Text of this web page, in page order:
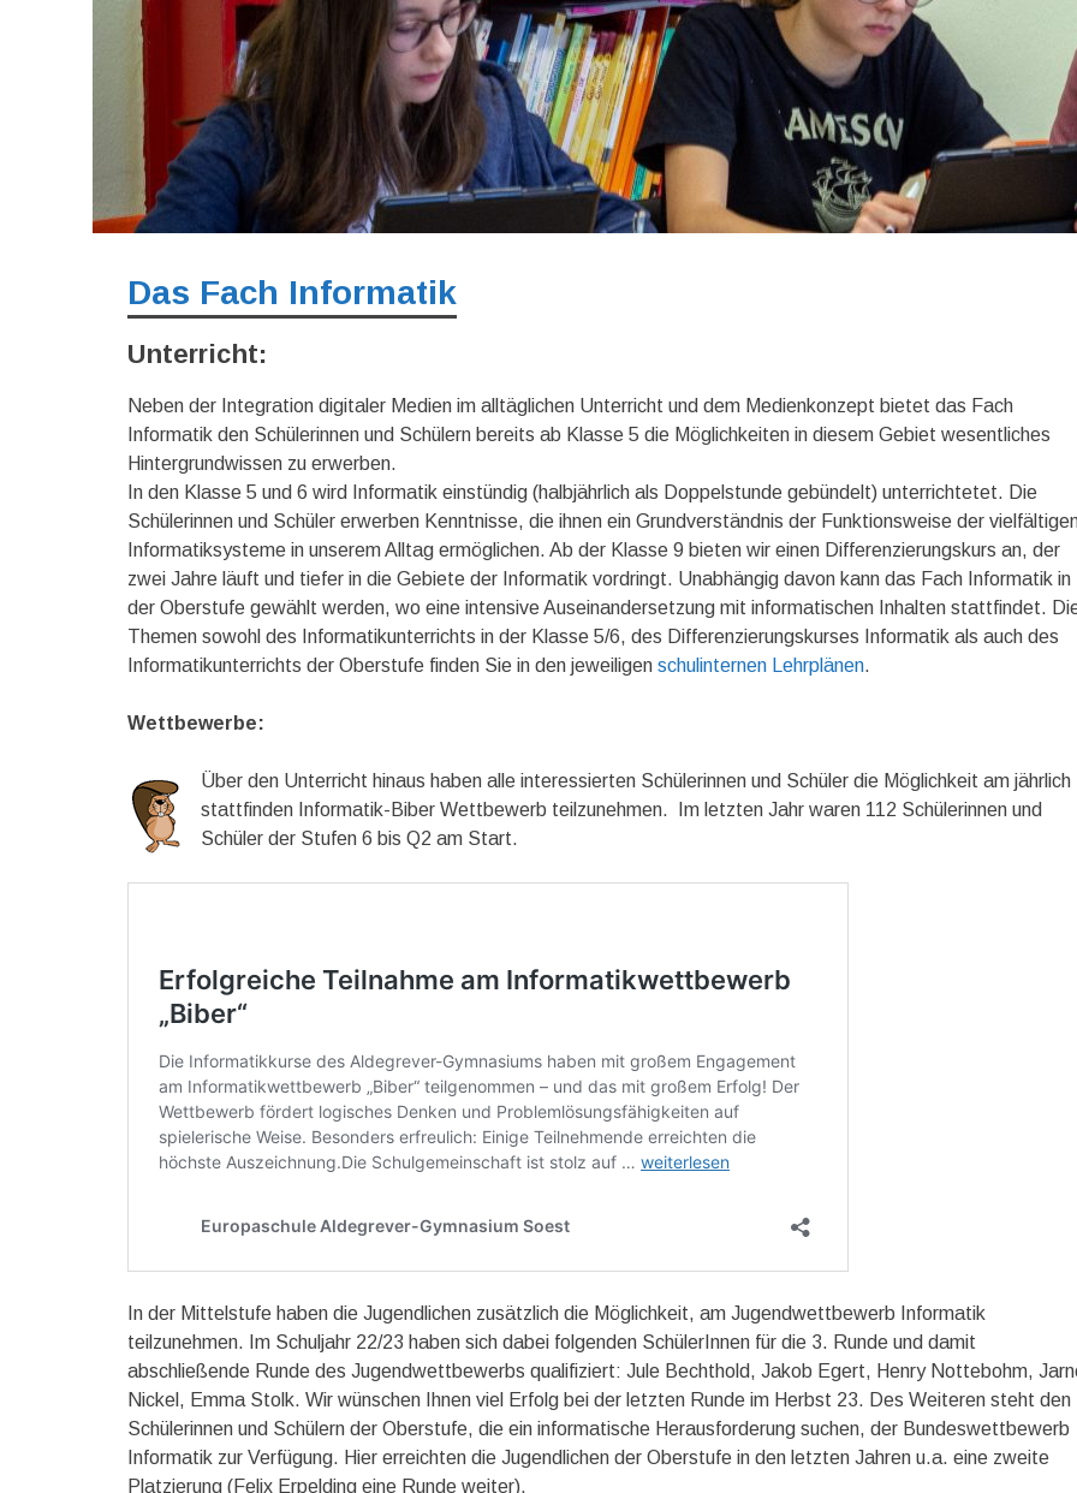
Das Fach Informatik
Unterricht:
Neben der Integration digitaler Medien im alltäglichen Unterricht und dem Medienkonzept bietet das Fach
Informatik den Schülerinnen und Schülern bereits ab Klasse 5 die Möglichkeiten in diesem Gebiet wesentliches
Hintergrundwissen zu erwerben.
In den Klasse 5 und 6 wird Informatik einstündig (halbjährlich als Doppelstunde gebündelt) unterrichtetet. Die
Schülerinnen und Schüler erwerben Kenntnisse, die ihnen ein Grundverständnis der Funktionsweise der
Informatiksysteme in unserem Alltag ermöglichen. Ab der Klasse 9 bieten wir einen Differenzierungskurs an, der
zwei Jahre läuft und tiefer in die Gebiete der Informatik vordringt. Unabhängig davon kann das Fach Informatik in
der Oberstufe gewählt werden, wo eine intensive Auseinandersetzung mit informatischen Inhalten stattfindet.
Themen sowohl des Informatikunterrichts in der Klasse 5/6, des Differenzierungskurses Informatik als auch des
Informatikunterrichts der Oberstufe finden Sie in den jeweiligen schulinternen Lehrplänen.
Wettbewerbe:
Über den Unterricht hinaus haben alle interessierten Schülerinnen und Schüler die Möglichkeit am jährlich
stattfinden Informatik-Biber Wettbewerb teilzunehmen. Im letzten Jahr waren 112 Schülerinnen und
Schüler der Stufen 6 bis Q2 am Start.
In der Mittelstufe haben die Jugendlichen zusätzlich die Möglichkeit, am Jugendwettbewerb Informatik
teilzunehmen. Im Schuljahr 22/23 haben sich dabei folgenden SchülerInnen für die 3. Runde und damit
abschließende Runde des Jugendwettbewerbs qualifiziert: Jule Bechthold, Jakob Egert, Henry Nottebohm,
Nickel, Emma Stolk. Wir wünschen Ihnen viel Erfolg bei der letzten Runde im Herbst 23. Des Weiteren steht den
Schülerinnen und Schülern der Oberstufe, die ein informatische Herausforderung suchen, der Bundeswettbewerb
Informatik zur Verfügung. Hier erreichten die Jugendlichen der Oberstufe in den letzten Jahren u.a. eine zweite
Platzierung (Felix Erpelding eine Runde weiter).